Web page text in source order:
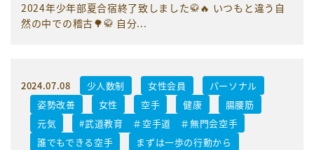
2024年少年部夏合宿終了致しました🥋🔥 いつもと違う自
然の中での稽古🌳🥋 自分...
2024.07.08 少人数制 女性会員
パーソナル
姿勢改善
女性 空手 健康
腸腰筋
元気
#武道教育 ＃空手道 ＃無門会空手
誰でもできる空手
まずは一歩の行動から